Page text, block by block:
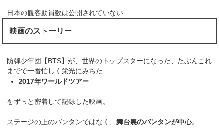
日本の観客動員数は公開されていない
映画のストーリー
防弾少年団【BTS】が、世界のトップスターになった、たぶんこれ
までで一番忙しく栄光にみちた
2017年ワールドツアー
をずっと密着して記録した映画。
ステージの上のバンタンではなく、舞台裏のバンタンが中心。